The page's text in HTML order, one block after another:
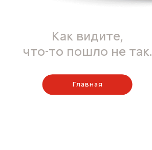
Как видите,
что-то пошло не так.
Главная